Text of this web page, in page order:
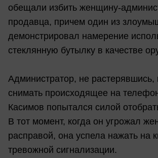
обещали избить женщину-
продавца, причем один из
демонстрировал намерение
стеклянную бутылку в качестве
Администратор, не растерявшись,
снимать происходящее на
Касимов попытался силой
В тот момент, когда он угрожал
расправой, она успела нажать на
тревожной сигнализации.